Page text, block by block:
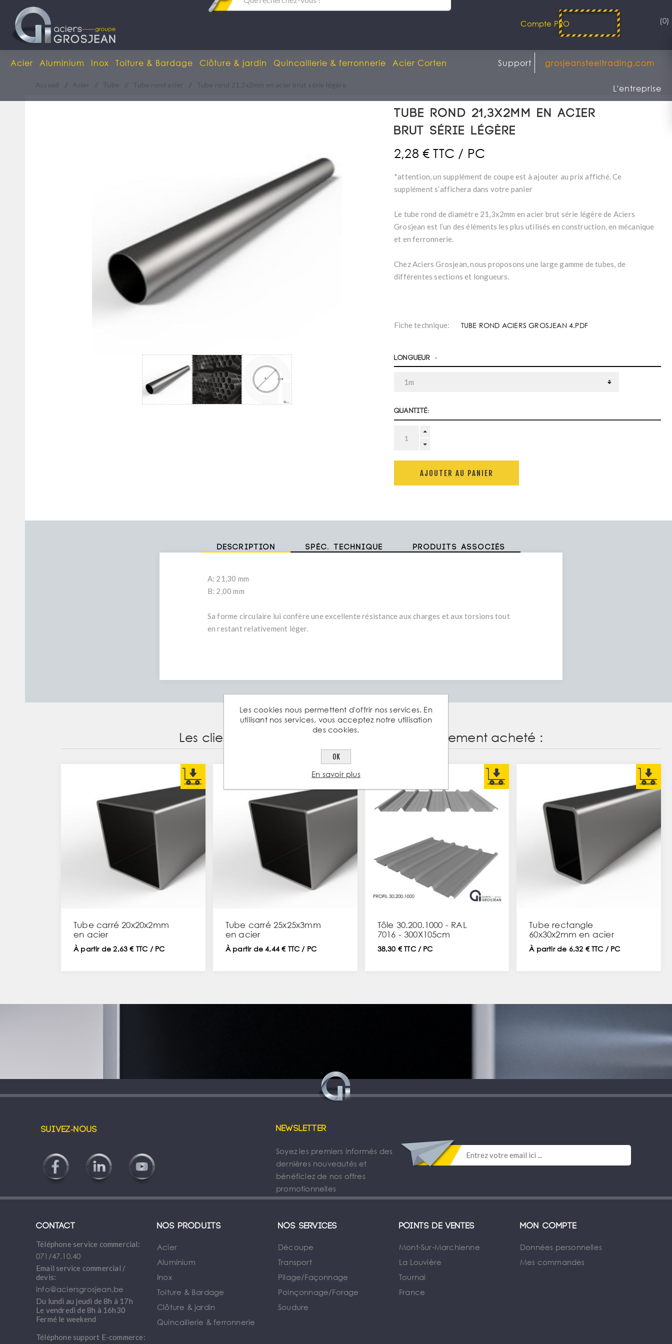
Compte PRO (0)
Acier Aluminium Inox Toiture & Bardage Clôture & jardin Quincaillerie & ferronnerie Acier Corten grosjeansteeltrading.com
Support
L'entreprise
Accueil Acier Tube Tube rond acier Tube rond 21,3x2mm en acier brut série légère
Tube rond 21,3x2mm en acier
brut série légère
2,28 € TTC / PC
*attention, un supplément de coupe est à ajouter au prix affiché. Ce
supplément s’affichera dans votre panier
Le tube rond de diamètre 21,3x2mm en acier brut série légère de Aciers
Grosjean est l’un des éléments les plus utilisés en construction, en mécanique
et en ferronnerie.
Chez Aciers Grosjean, nous proposons une large gamme de tubes, de
différentes sections et longueurs.
Fiche technique: TUBE ROND ACIERS GROSJEAN 4.PDF
Longueur *
Quantité:
AJOUTER AU PANIER
Description Spéc. technique Produits associés
A: 21,30 mm
B: 2,00 mm
Sa forme circulaire lui confère une excellente résistance aux charges et aux torsions tout
en restant relativement léger.
Les clients ayant acheté cet article ont également acheté :
Tube carré 20x20x2mm
en acier
À partir de 2,63 € TTC / PC
Tube carré 25x25x3mm
en acier
À partir de 4,44 € TTC / PC
Tôle 30.200.1000 - RAL
7016 - 300X105cm
38,30 € TTC / PC
Tube rectangle
60x30x2mm en acier
À partir de 6,32 € TTC / PC
Suivez-nous Newsletter
Soyez les premiers informés des
dernières nouveautés et
bénéficiez de nos offres
promotionnelles
Contact
Téléphone service commercial:
071/47.10.40
Email service commercial /
devis:
info@aciersgrosjean.be
Du lundi au jeudi de 8h à 17h
Le vendredi de 8h à 16h30
Fermé le weekend
Téléphone support E-commerce:
Nos produits
Acier
Aluminium
Inox
Toiture & Bardage
Clôture & jardin
Quincaillerie & ferronnerie
Nos services
Découpe
Transport
Pilage/Façonnage
Poinçonnage/Forage
Soudure
Points de ventes
Mont-Sur-Marchienne
La Louvière
Tournai
France
Mon compte
Données personnelles
Mes commandes
Les cookies nous permettent d'offrir nos services. En
utilisant nos services, vous acceptez notre utilisation
des cookies.
OK
En savoir plus